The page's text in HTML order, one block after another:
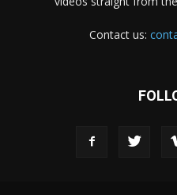
Contact us: